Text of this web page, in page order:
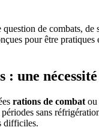
question de combats,
pour être
une
rations de combat ou
sans
difficiles.